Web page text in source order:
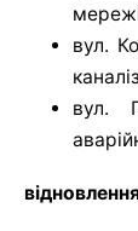
вул.
вул.